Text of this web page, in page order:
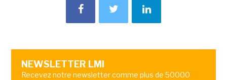
NEWSLETTER LMI
Recevez notre newsletter comme plus de 50000